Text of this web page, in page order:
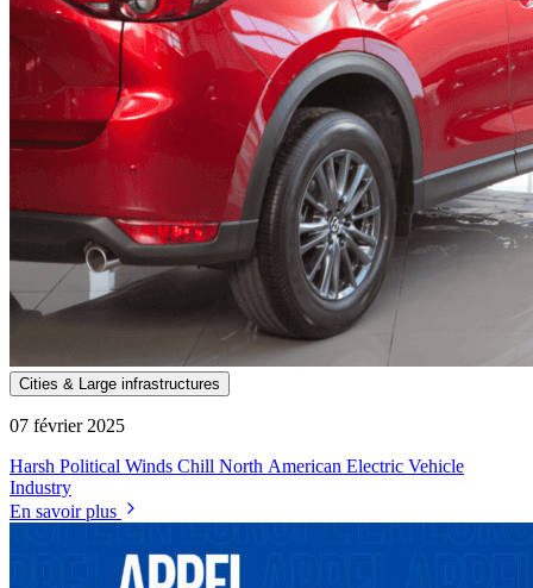
Cities & Large infrastructures
07 février 2025
Harsh Political Winds Chill North American Electric Vehicle
Industry
En savoir plus